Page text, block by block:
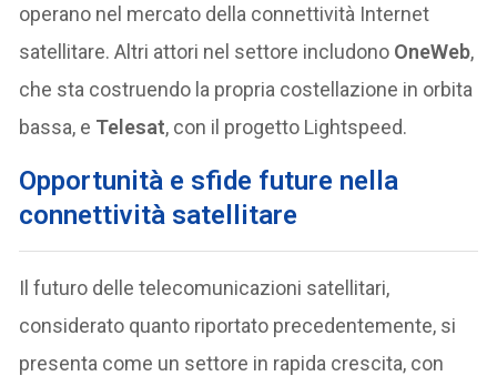
operano nel mercato della connettività Internet
satellitare. Altri attori nel settore includono OneWeb,
che sta costruendo la propria costellazione in orbita
bassa, e Telesat, con il progetto Lightspeed.
Opportunità e sfide future nella
connettività satellitare
Il futuro delle telecomunicazioni satellitari,
considerato quanto riportato precedentemente, si
presenta come un settore in rapida crescita, con